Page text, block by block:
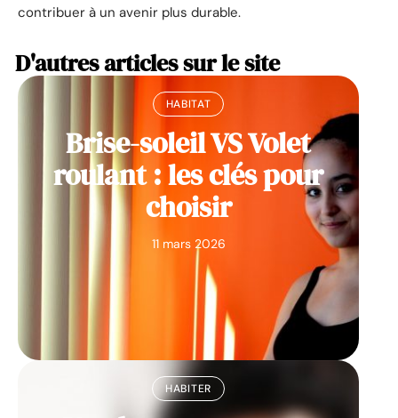
contribuer à un avenir plus durable.
D'autres articles sur le site
HABITAT
Brise-soleil VS Volet
roulant : les clés pour
choisir
11 mars 2026
HABITER